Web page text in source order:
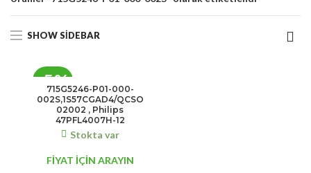
SHOW SIDEBAR
-5%
715G5246-P01-000-
002S,1S57CGAD4/QCSO
02002 , Philips
47PFL4007H-12
FİYAT İÇİN ARAYIN
Stokta var